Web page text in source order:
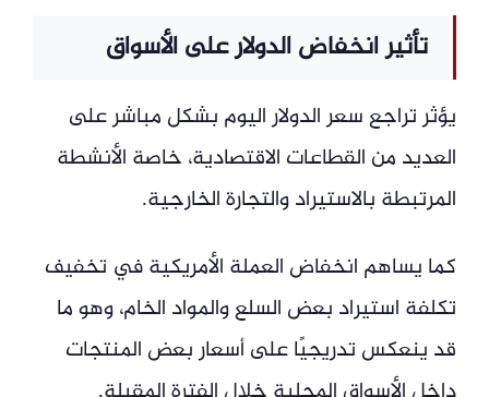
تأثير انخفاض الدولار على الأسواق
يؤثر تراجع سعر الدولار اليوم بشكل مباشر على
العديد من القطاعات الاقتصادية، خاصة الأنشطة
المرتبطة بالاستيراد والتجارة الخارجية.
كما يساهم انخفاض العملة الأمريكية في تخفيف
تكلفة استيراد بعض السلع والمواد الخام، وهو ما
قد ينعكس تدريجيًا على أسعار بعض المنتجات